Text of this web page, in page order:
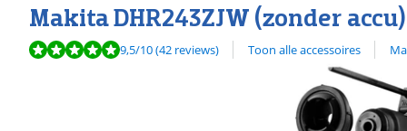
Makita DHR243ZJW (zonder accu)
Beoordeling is 9,5 van de 10, gebaseerd op 42 reviews.
9,5/10(42 reviews) Toon alle accessoires
Bekijk alle